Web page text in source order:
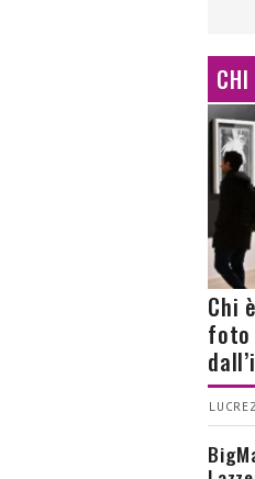
CHI
Chi
foto